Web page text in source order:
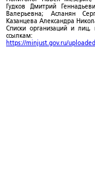
Гудков Дмитрий
Валерьевна; Асланян
Казанцева Александра
Списки организаций и
ссылкам:
https://minjust.gov.ru/